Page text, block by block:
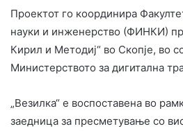
Проектот го координира
науки и инженерство (ФИНКИ)
Кирил и Методиј“ во Скопје, во
Министерството за дигитална
„Везилка“ е воспоставена во
заедница за пресметување со